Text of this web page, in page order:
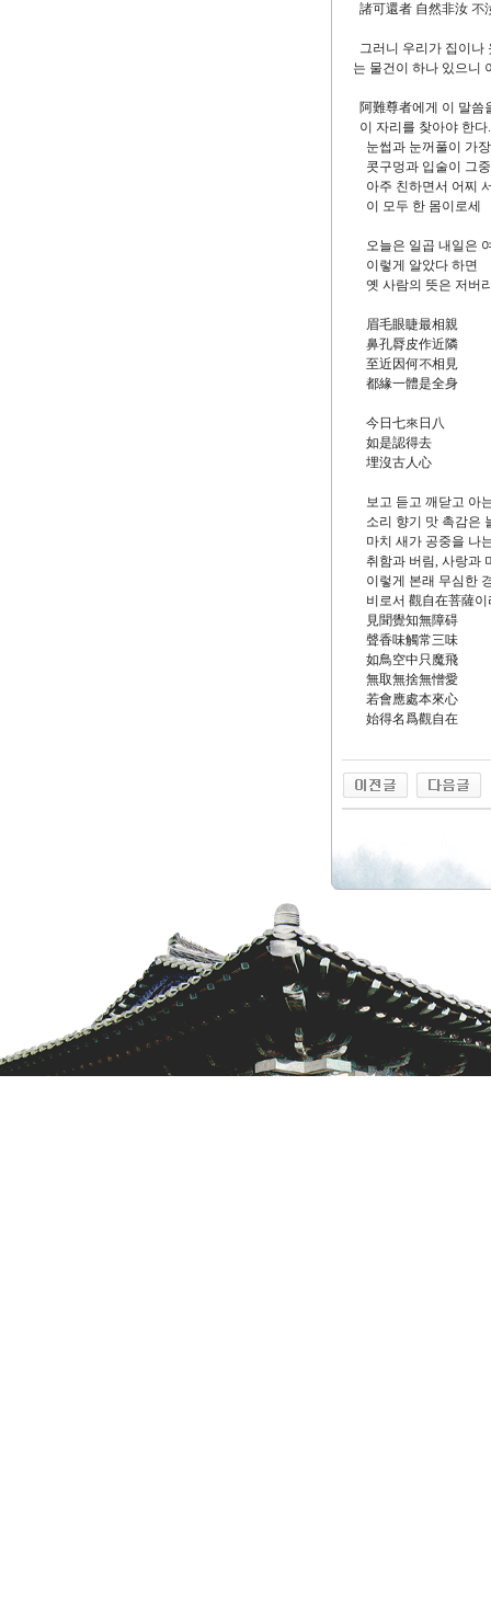
諸可還者 自然非汝 不
그러니 우리가 집이나
는 물건이 하나 있으니
阿難尊者에게 이 말씀
이 자리를 찾아야 한
눈썹과 눈꺼풀이 가
콧구멍과 입술이 그
아주 친하면서 어찌
이 모두 한 몸이로세
오늘은 일곱 내일은
이렇게 알았다 하면
옛 사람의 뜻은 저버
眉毛眼睫最相親
鼻孔脣皮作近隣
至近因何不相見
都緣一體是全身
今日七來日八
如是認得去
埋沒古人心
보고 듣고 깨닫고 아
소리 향기 맛 촉감은
마치 새가 공중을 나
취함과 버림, 사랑과
이렇게 본래 무심한
비로서 觀自在菩薩이
見聞覺知無障碍
聲香味觸常三味
如鳥空中只魔飛
無取無捨無憎愛
若會應處本來心
始得名爲觀自在